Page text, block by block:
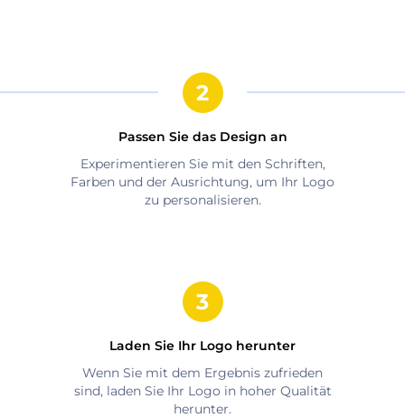
Passen Sie das Design an
Experimentieren Sie mit den Schriften,
Farben und der Ausrichtung, um Ihr Logo
zu personalisieren.
Laden Sie Ihr Logo herunter
Wenn Sie mit dem Ergebnis zufrieden
sind, laden Sie Ihr Logo in hoher Qualität
herunter.